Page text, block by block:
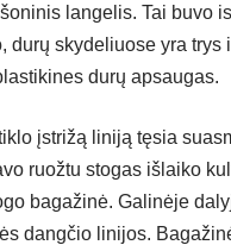
langelis. Tai buvo
durų skydeliuose yra
durų apsaugas.
įstrižą liniją tęsia
ruožtu stogas išlaiko
bagažinė. Galinėje
dangčio linijos.